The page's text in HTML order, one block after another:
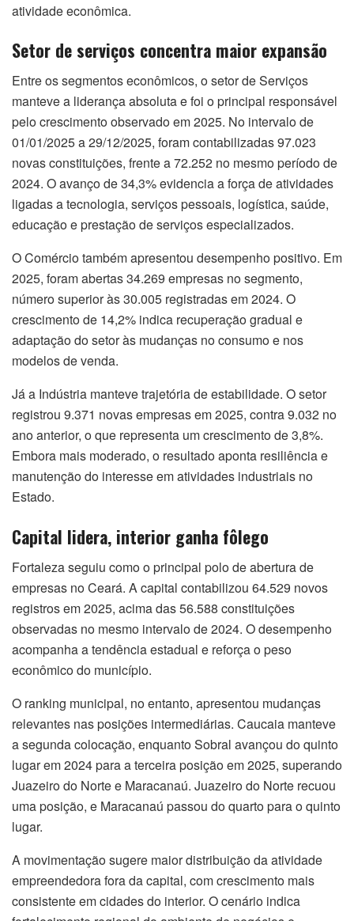
atividade econômica.
Setor de serviços concentra maior expansão
Entre os segmentos econômicos, o setor de Serviços
manteve a liderança absoluta e foi o principal responsável
pelo crescimento observado em 2025. No intervalo de
01/01/2025 a 29/12/2025, foram contabilizadas 97.023
novas constituições, frente a 72.252 no mesmo período de
2024. O avanço de 34,3% evidencia a força de atividades
ligadas a tecnologia, serviços pessoais, logística, saúde,
educação e prestação de serviços especializados.
O Comércio também apresentou desempenho positivo. Em
2025, foram abertas 34.269 empresas no segmento,
número superior às 30.005 registradas em 2024. O
crescimento de 14,2% indica recuperação gradual e
adaptação do setor às mudanças no consumo e nos
modelos de venda.
Já a Indústria manteve trajetória de estabilidade. O setor
registrou 9.371 novas empresas em 2025, contra 9.032 no
ano anterior, o que representa um crescimento de 3,8%.
Embora mais moderado, o resultado aponta resiliência e
manutenção do interesse em atividades industriais no
Estado.
Capital lidera, interior ganha fôlego
Fortaleza seguiu como o principal polo de abertura de
empresas no Ceará. A capital contabilizou 64.529 novos
registros em 2025, acima das 56.588 constituições
observadas no mesmo intervalo de 2024. O desempenho
acompanha a tendência estadual e reforça o peso
econômico do município.
O ranking municipal, no entanto, apresentou mudanças
relevantes nas posições intermediárias. Caucaia manteve
a segunda colocação, enquanto Sobral avançou do quinto
lugar em 2024 para a terceira posição em 2025, superando
Juazeiro do Norte e Maracanaú. Juazeiro do Norte recuou
uma posição, e Maracanaú passou do quarto para o quinto
lugar.
A movimentação sugere maior distribuição da atividade
empreendedora fora da capital, com crescimento mais
consistente em cidades do interior. O cenário indica